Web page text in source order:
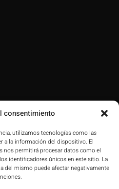
consentimiento
utilizamos tecnologías como las
a la información del dispositivo. El
permitirá procesar datos como el
identificadores únicos en este sitio. La
del mismo puede afectar negativamente
conocer nuestras novedades y